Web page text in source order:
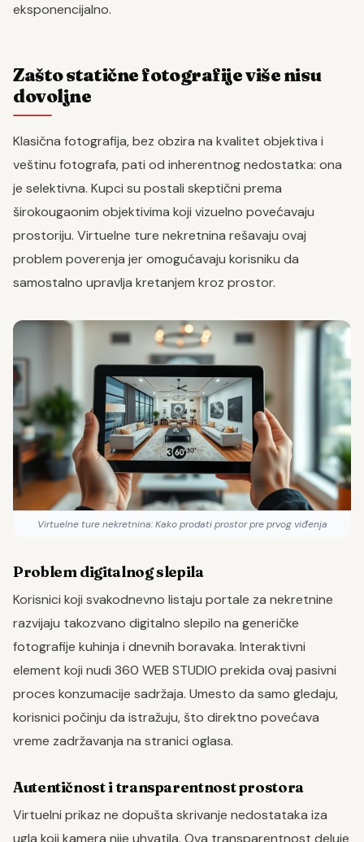
eksponencijalno.
Zašto statične fotografije više nisu
dovoljne
Klasična fotografija, bez obzira na kvalitet objektiva i
veštinu fotografa, pati od inherentnog nedostatka: ona
je selektivna. Kupci su postali skeptični prema
širokougaonim objektivima koji vizuelno povećavaju
prostoriju. Virtuelne ture nekretnina rešavaju ovaj
problem poverenja jer omogućavaju korisniku da
samostalno upravlja kretanjem kroz prostor.
Virtuelne ture nekretnina: Kako prodati prostor pre prvog viđenja
Problem digitalnog slepila
Korisnici koji svakodnevno listaju portale za nekretnine
razvijaju takozvano digitalno slepilo na generičke
fotografije kuhinja i dnevnih boravaka. Interaktivni
element koji nudi 360 WEB STUDIO prekida ovaj pasivni
proces konzumacije sadržaja. Umesto da samo gledaju,
korisnici počinju da istražuju, što direktno povećava
vreme zadržavanja na stranici oglasa.
Autentičnost i transparentnost prostora
Virtuelni prikaz ne dopušta skrivanje nedostataka iza
ugla koji kamera nije uhvatila. Ova transparentnost deluje